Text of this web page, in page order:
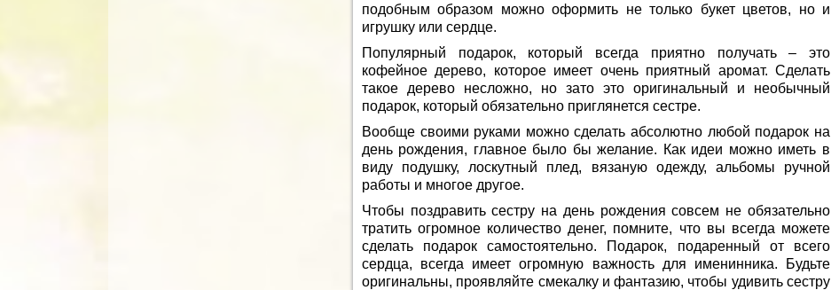
подобным образом можно оформить не только букет цветов, но и
игрушку или сердце.
Популярный подарок, который всегда приятно получать – это
кофейное дерево, которое имеет очень приятный аромат. Сделать
такое дерево несложно, но зато это оригинальный и необычный
подарок, который обязательно приглянется сестре.
Вообще своими руками можно сделать абсолютно любой подарок на
день рождения, главное было бы желание. Как идеи можно иметь в
виду подушку, лоскутный плед, вязаную одежду, альбомы ручной
работы и многое другое.
Чтобы поздравить сестру на день рождения совсем не обязательно
тратить огромное количество денег, помните, что вы всегда можете
сделать подарок самостоятельно. Подарок, подаренный от всего
сердца, всегда имеет огромную важность для именинника. Будьте
оригинальны, проявляйте смекалку и фантазию, чтобы удивить сестру